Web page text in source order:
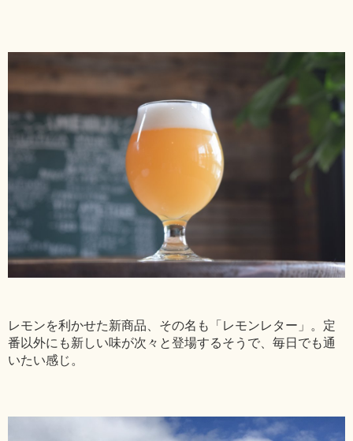
レモンを利かせた新商品、その名も「レモンレター」。定
番以外にも新しい味が次々と登場するそうで、毎日でも通
いたい感じ。